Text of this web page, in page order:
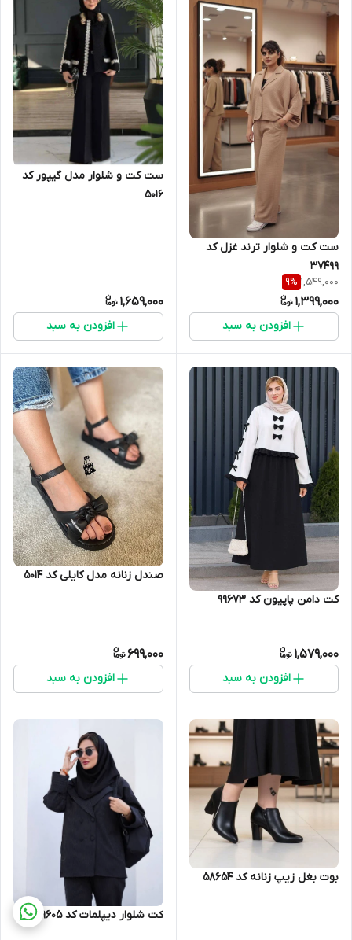
ست کت و شلوار ترند غزل کد
37499
1,549,000
9%
1,399,000
افزودن به سبد
ست کت و شلوار مدل گیپور کد
5016
1,659,000
افزودن به سبد
کت دامن پاپیون کد 99673
1,579,000
افزودن به سبد
صندل زنانه مدل کایلی کد 5014
699,000
افزودن به سبد
بوت بغل زیپ زنانه کد 58654
کت شلوار دیپلمات کد 99605